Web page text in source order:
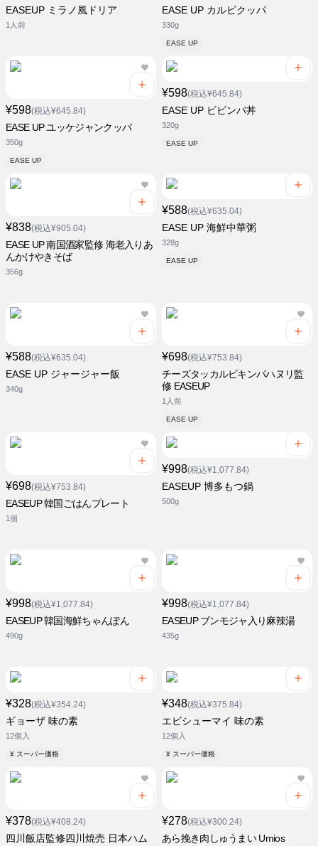
EASEUP ミラノ風ドリア
1人前
EASE UP カルビクッパ
330g
EASE UP
¥598(税込¥645.84)
EASE UP ユッケジャンクッパ
350g
EASE UP
¥598(税込¥645.84)
EASE UP ビビンバ丼
320g
EASE UP
¥838(税込¥905.04)
EASE UP 南国酒家監修 海老入りあ
んかけやきそば
356g
¥588(税込¥635.04)
EASE UP 海鮮中華粥
328g
EASE UP
¥588(税込¥635.04)
EASE UP ジャージャー飯
340g
¥698(税込¥753.84)
チーズタッカルビキンパハヌリ監
修 EASEUP
1人前
EASE UP
¥698(税込¥753.84)
EASEUP 韓国ごはんプレート
1個
¥998(税込¥1,077.84)
EASEUP 博多もつ鍋
500g
¥998(税込¥1,077.84)
EASEUP 韓国海鮮ちゃんぽん
490g
¥998(税込¥1,077.84)
EASEUP ブンモジャ入り麻辣湯
435g
¥328(税込¥354.24)
ギョーザ 味の素
12個入
¥ スーパー価格
¥348(税込¥375.84)
エビシューマイ 味の素
12個入
¥ スーパー価格
¥378(税込¥408.24)
四川飯店監修四川焼売 日本ハム
¥278(税込¥300.24)
あら挽き肉しゅうまい Umios